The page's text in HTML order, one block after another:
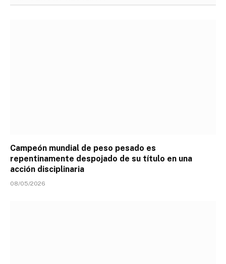
Campeón mundial de peso pesado es
repentinamente despojado de su título en una
acción disciplinaria
08/05/2026